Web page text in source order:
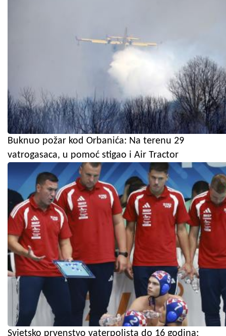
Buknuo požar kod Orbanića: Na terenu 29
vatrogasaca, u pomoć stigao i Air Tractor
Svjetsko prvenstvo vaterpolista do 16 godina: